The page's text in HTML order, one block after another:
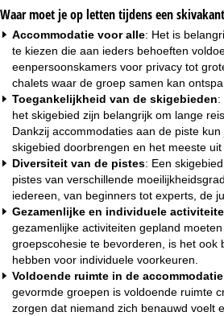
Waar moet je op letten tijdens een
Accommodatie voor alle: Het is
te kiezen die aan ieders behoeften
eenpersoonskamers voor privacy tot
chalets waar de groep samen kan
Toegankelijkheid van de skigebieden:
het skigebied zijn belangrijk om lange
Dankzij accommodaties aan de piste kun
skigebied doorbrengen en het meeste
Diversiteit van de pistes: Een
pistes van verschillende
iedereen, van beginners tot experts, de
Gezamenlijke en individuele
gezamenlijke activiteiten gepland
groepscohesie te bevorderen, is het ook
hebben voor individuele voorkeuren.
Voldoende ruimte in de accommodatie
gevormde groepen is voldoende ruimte
zorgen dat niemand zich benauwd voelt